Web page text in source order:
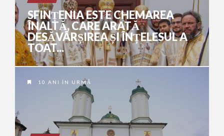
SFINȚENIA ESTE CHEMAREA
ÎNALTĂ, CARE ARATĂ
DESĂVÂRȘIREA ȘI ÎNȚELESUL A
TOAT...
10 ANI ÎN URMĂ